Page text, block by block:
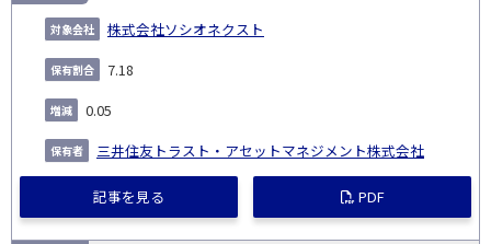
株式会社ソシオネクスト
7.18
0.05
三井住友トラスト・アセットマネジメント株式会社
記事を見る PDF